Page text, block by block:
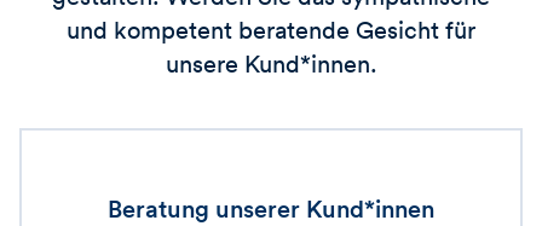
und kompetent beratende Gesicht für
unsere Kund*innen.
Beratung unserer Kund*innen